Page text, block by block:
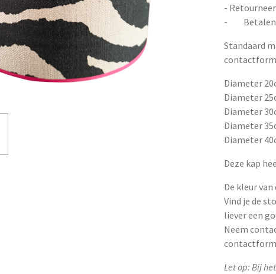
-
- Betalen
Standaard
Diameter
Diameter
Diameter
Diameter
Diameter
Deze kap
De kleur
Vind je de
liever een
Neem
Let op: Bij